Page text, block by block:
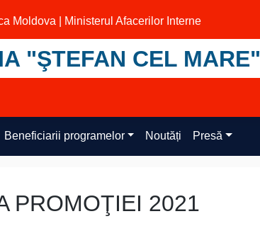
Moldova | Ministerul Afacerilor Interne
"ŞTEFAN CEL MARE"
Beneficiarii programelor Noutăți Presă
PROMOŢIEI 2021